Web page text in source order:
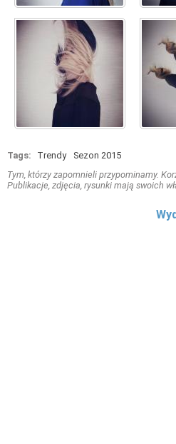
Tags: Trendy
Sezon 2015
Tym, którzy zapomnieli przypominamy.
Publikacje, zdjęcia, rysunki mają swoich